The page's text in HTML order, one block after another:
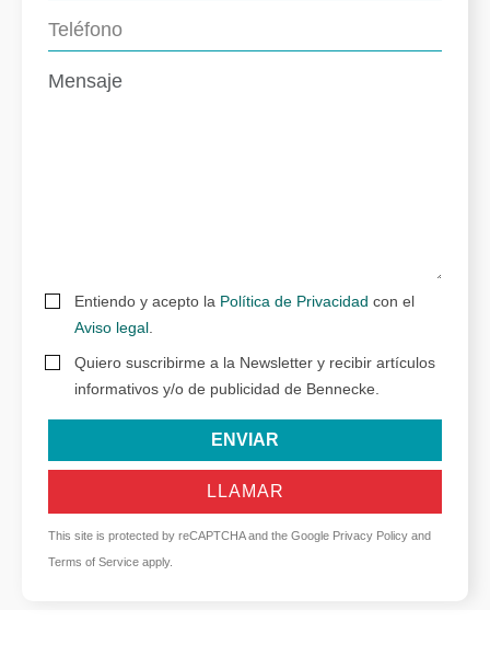
Entiendo y acepto la Política de Privacidad con el
Aviso legal
Quiero suscribirme a la Newsletter y recibir artículos
informativos y/o de publicidad de Bennecke.
ENVIAR
LLAMAR
This site is protected by reCAPTCHA and the Google Privacy Policy and
Terms of Service apply.